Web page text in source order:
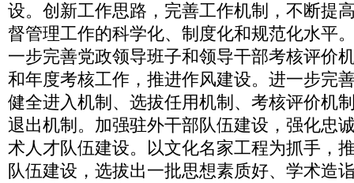
设。创新工作思路，完善工作机制，不断提
督管理工作的科学化、制度化和规范化水平
一步完善党政领导班子和领导干部考核评价
和年度考核工作，推进作风建设。进一步完
健全进入机制、选拔任用机制、考核评价机
退出机制。加强驻外干部队伍建设，强化忠
术人才队伍建设。以文化名家工程为抓手，
队伍建设，选拔出一批思想素质好、学术造